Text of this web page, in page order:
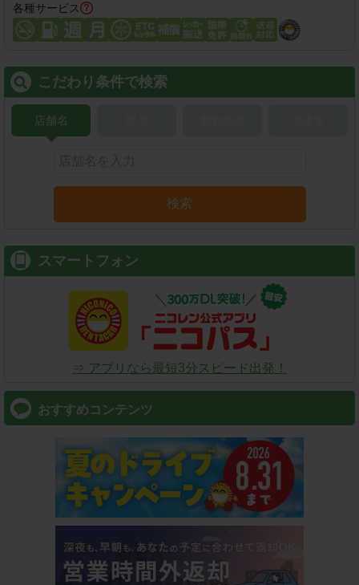
各種サービス
こだわり条件で検索
店舗名
検索
スマートフォン
⇒ アプリなら最短3分スピード出発！
おすすめコンテンツ